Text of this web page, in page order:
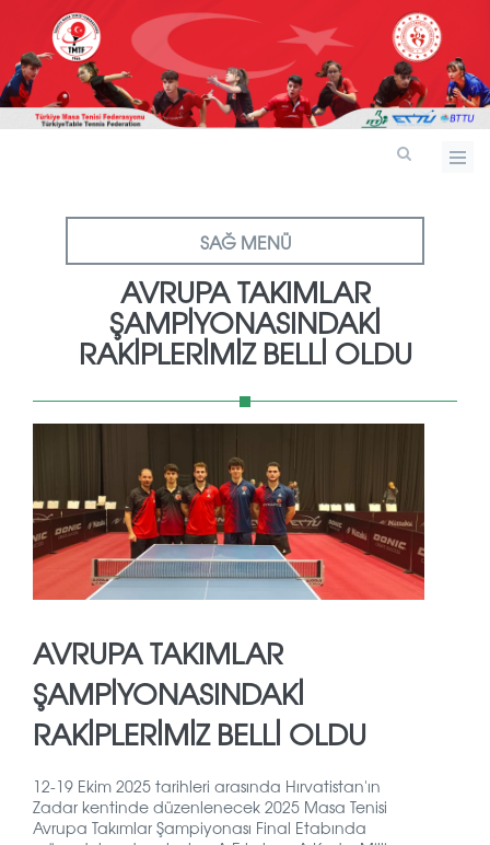
SAĞ MENÜ
AVRUPA TAKIMLAR
ŞAMPIYONASINDAKI
RAKIPLERIMIZ BELLI OLDU
AVRUPA TAKIMLAR
ŞAMPIYONASINDAKI
RAKIPLERIMIZ BELLI OLDU
12-19 Ekim 2025 tarihleri ​​arasında Hırvatistan'ın
Zadar kentinde düzenlenecek 2025 Masa Tenisi
Avrupa Takımlar Şampiyonası Final Etabında